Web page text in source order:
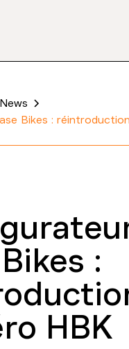
Bikes :
:
HBK